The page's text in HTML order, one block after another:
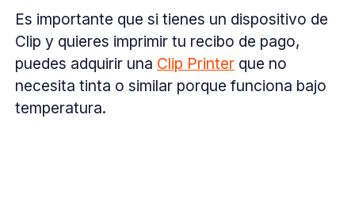
Es importante que si tienes un dispositivo de
Clip y quieres imprimir tu recibo de pago,
puedes adquirir una Clip Printer que no
necesita tinta o similar porque funciona bajo
temperatura.